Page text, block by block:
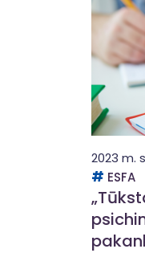
2023 m.
ESFA